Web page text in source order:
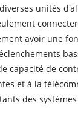
unités
avoir une
capacité de
et à la
des